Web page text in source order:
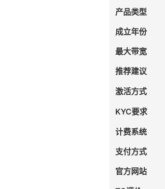
产品类型
成立年份
最大带宽
推荐建议
激活方式
KYC要求
计费系统
支付方式
官方网站